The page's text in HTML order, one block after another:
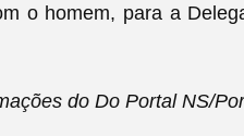
o homem, para a
do Do Portal NS/